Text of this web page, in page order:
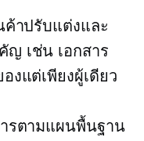
ค้าปรับแต่งและ
ญ เช่น เอกสาร
งแต่เพียงผู้เดียว
ารตามแผนพื้นฐาน